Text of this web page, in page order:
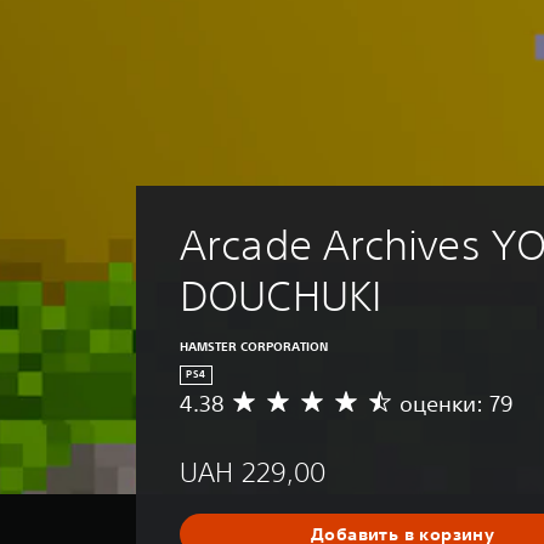
Arcade Archives
DOUCHUKI
HAMSTER CORPORATION
PS4
С
д
я
4.38 оценки: 79
UAH 229,00
Добавить в корзину